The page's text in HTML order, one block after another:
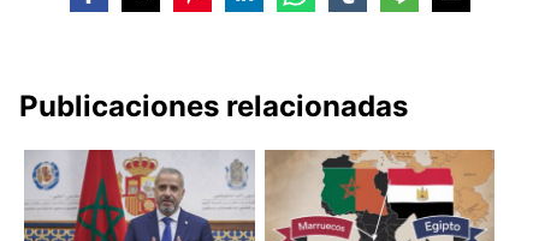
Publicaciones relacionadas